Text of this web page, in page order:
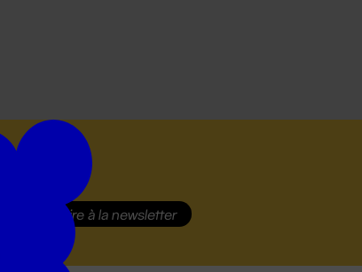
S'inscrire à la newsletter